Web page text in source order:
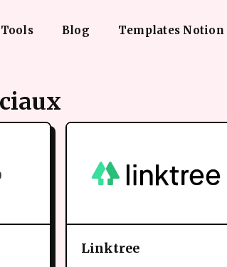
Tools Blog Templates Notion
Linktree